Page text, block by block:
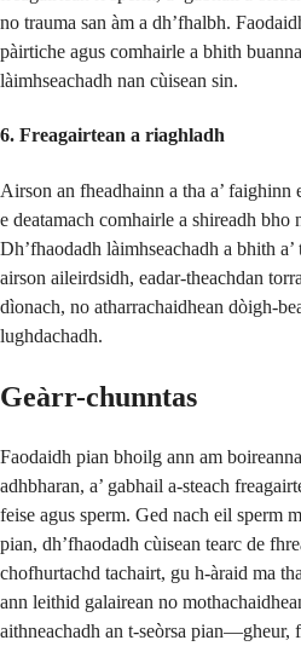
no trauma san àm a dh’fhalbh.
pàirtiche agus comhairle a bhith
làimhseachadh nan cùisean sin.
6. Freagairtean a riaghladh
Airson an fheadhainn a tha a’ faighinn
e deatamach comhairle a shireadh bho
Dh’fhaodadh làimhseachadh a bhith
airson aileirdsidh, eadar-theachdan
dìonach, no atharrachaidhean dòigh-
lughdachadh.
Geàrr-chunntas
Faodaidh pian bhoilg ann am
adhbharan, a’ gabhail a-steach
feise agus sperm. Ged nach eil sperm
pian, dh’fhaodadh cùisean tearc de
chofhurtachd tachairt, gu h-àraid ma
ann leithid galairean no
aithneachadh an t-seòrsa